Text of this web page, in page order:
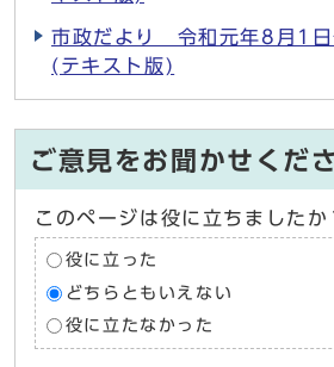
市政だより 令和元年8月1
(テキスト版)
ご意見をお聞かせくだ
このページは役に立ちましたか
役に立った
どちらともいえない
役に立たなかった